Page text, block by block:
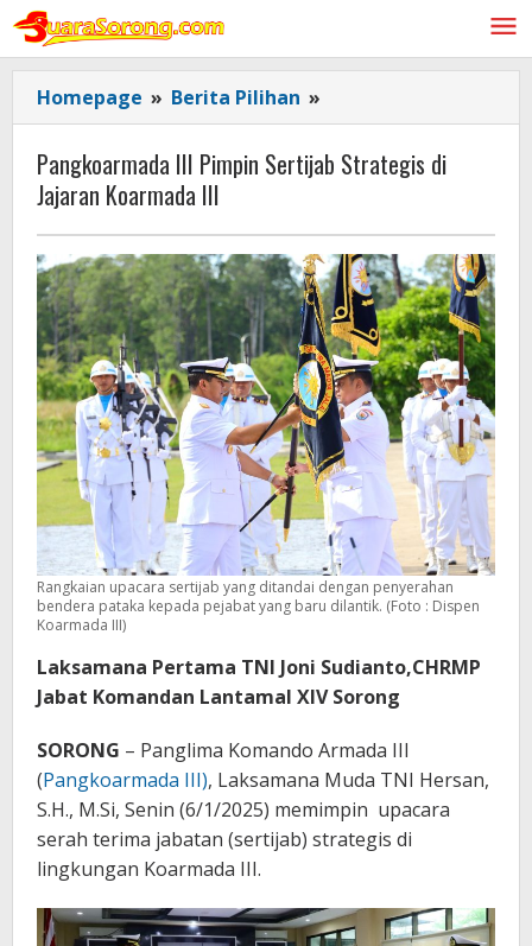
Lewati
konten
Homepage » Berita Pilihan »
III
Pimpin
Sertijab
di
Jajaran
Koarmada
III
Pangkoarmada III Pimpin Sertijab Strategis di
Jajaran Koarmada III
Rangkaian upacara sertijab yang ditandai dengan penyerahan
bendera pataka kepada pejabat yang baru dilantik. (Foto : Dispen
Koarmada III)
Laksamana Pertama TNI Joni Sudianto,CHRMP
Jabat Komandan Lantamal XIV Sorong
SORONG – Panglima Komando Armada III
(Pangkoarmada III), Laksamana Muda TNI Hersan,
S.H., M.Si, Senin (6/1/2025) memimpin upacara
serah terima jabatan (sertijab) strategis di
lingkungan Koarmada III.